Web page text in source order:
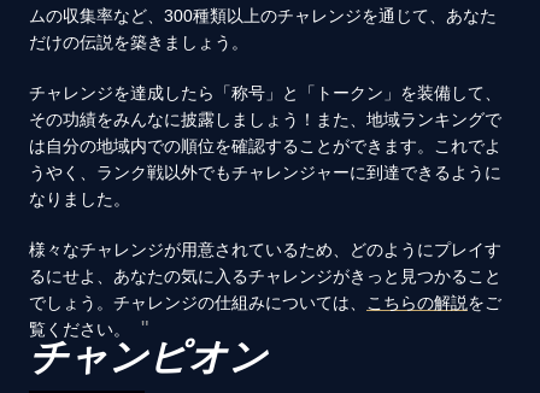
ムの収集率など、300種類以上のチャレンジを通じて、あなた
だけの伝説を築きましょう。
チャレンジを達成したら「称号」と「トークン」を装備して、
その功績をみんなに披露しましょう！また、地域ランキングで
は自分の地域内での順位を確認することができます。これでよ
うやく、ランク戦以外でもチャレンジャーに到達できるように
なりました。
様々なチャレンジが用意されているため、どのようにプレイす
るにせよ、あなたの気に入るチャレンジがきっと見つかること
でしょう。チャレンジの仕組みについては、
こちらの解説をご
覧ください。
チャンピオン